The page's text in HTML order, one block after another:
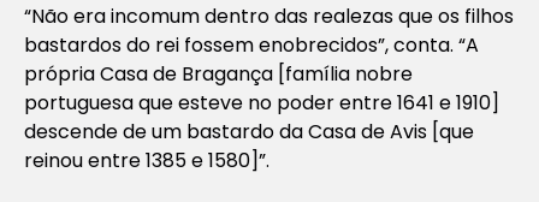
“Não era incomum dentro das realezas que os filhos
bastardos do rei fossem enobrecidos”, conta. “A
própria Casa de Bragança [família nobre
portuguesa que esteve no poder entre 1641 e 1910]
descende de um bastardo da Casa de Avis [que
reinou entre 1385 e 1580]”.